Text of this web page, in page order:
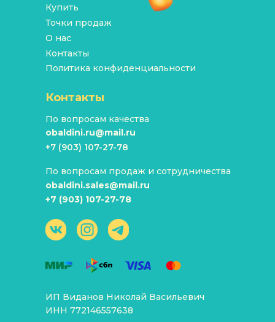
+7 (903) 107-27-78
obaldini.ru@mail.ru
По вопросам качества
По вопросам продаж и сотрудничества
obaldini.sales@mail.ru
Контакты
Купить
Точки продаж
О нас
Контакты
Политика конфиденциальности
+7 (903) 107-27-78
ИП Виданов Николай Васильевич
ИНН 772146557638